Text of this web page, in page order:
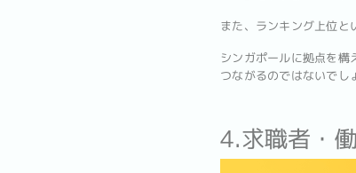
また、ランキング上位と
シンガポールに拠点を
つながるのではないでし
4.求職者・